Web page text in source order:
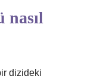
nasıl
dizideki